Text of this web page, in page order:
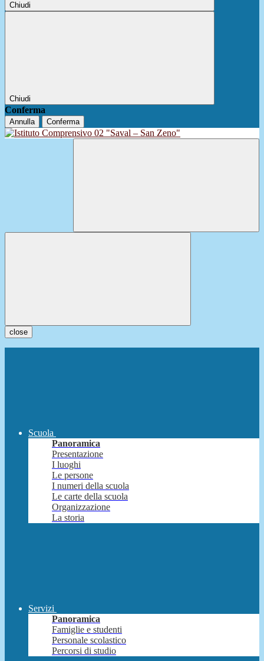
Chiudi
Chiudi
Conferma
Annulla Conferma
close
Scuola
Panoramica
Presentazione
I luoghi
Le persone
I numeri della scuola
Le carte della scuola
Organizzazione
La storia
Servizi
Panoramica
Famiglie e studenti
Personale scolastico
Percorsi di studio